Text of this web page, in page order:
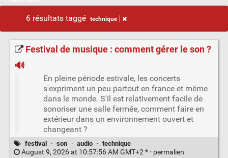
6 résultats taggé technique
Festival de musique : comment gérer le son ?
🔊
En pleine période estivale, les concerts
s'expriment un peu partout en france et même
dans le monde. S'il est relativement facile de
sonoriser une salle fermée, comment faire en
extérieur dans un environnement ouvert et
changeant ?
festival · son · audio · technique
August 9, 2026 at 10:57:56 AM GMT+2 * · permalien